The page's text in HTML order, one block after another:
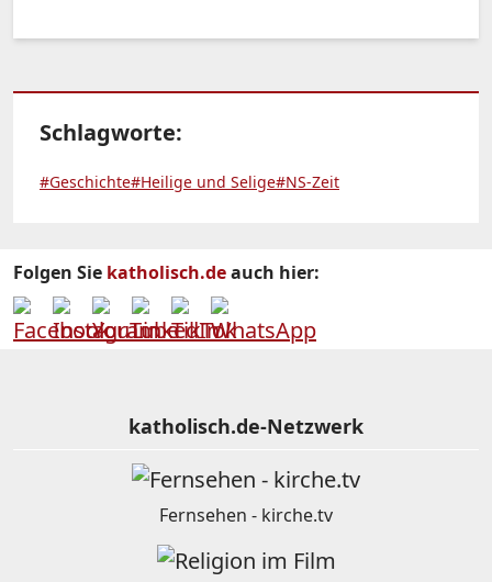
Schlagworte:
#Geschichte#Heilige und Selige#NS-Zeit
Folgen Sie katholisch.deauch hier:
katholisch.de-Netzwerk
Fernsehen - kirche.tv